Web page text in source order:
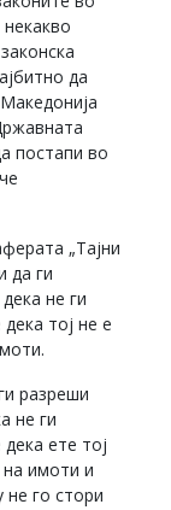
да
постапи во
„Тајни
да ги
не ги
тој не е
разреши
не ги
ете тој
имоти и
не го стори